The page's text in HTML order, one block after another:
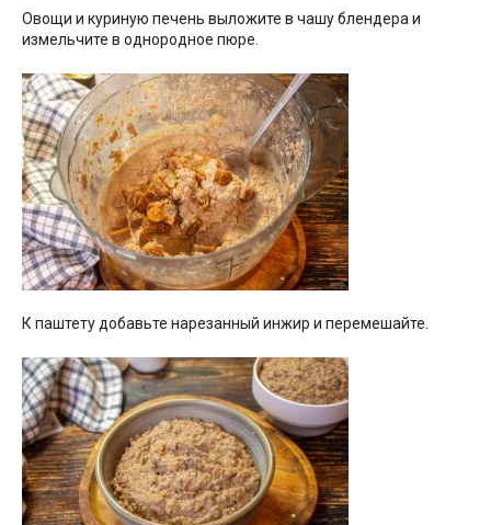
Овощи и куриную печень выложите в чашу блендера и
измельчите в однородное пюре.
К паштету добавьте нарезанный инжир и перемешайте.